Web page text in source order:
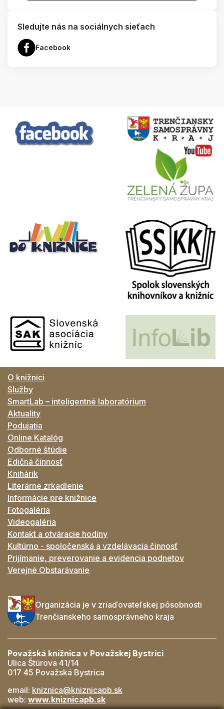
Sledujte nás na sociálnych sieťach
Facebook
O knižnici
Služby
SmartLab – inteligentné laboratórium
Aktuality
Podujatia
Online Katalóg
Odborné štúdie
Edičná činnosť
Knihárik
Literárne zrkadlenie
Informácie pre knižnice
Fotogaléria
Videogaléria
Kontakt a otváracie hodiny
Kultúrno - spoločenská a vzdelávacia činnosť
Prijímanie, preverovanie a evidencia podnetov
Verejné Obstarávanie
Organizácia je v zriaďovateľskej pôsobnosti
Trenčianskeho samosprávneho kraja
Považská knižnica v Považskej Bystrici
Ulica Štúrova 41/14
017 45 Považská Bystrica
email: kniznica@kniznicapb.sk
web: www.kniznicapb.sk